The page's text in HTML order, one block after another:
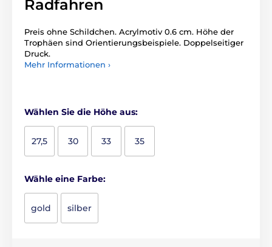
Radfahren
Preis ohne Schildchen. Acrylmotiv 0.6 cm. Höhe der
Trophäen sind Orientierungsbeispiele. Doppelseitiger
Druck.
Mehr Informationen ›
Wählen Sie die Höhe aus:
27,5 30 33 35
Wähle eine Farbe:
gold silber